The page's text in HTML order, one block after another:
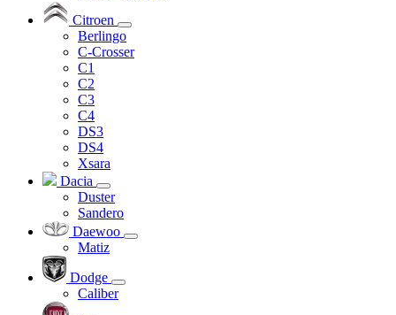
Citroen
Berlingo
C-Crosser
C1
C2
C3
C4
DS3
DS4
Xsara
Dacia
Duster
Sandero
Daewoo
Matiz
Dodge
Caliber